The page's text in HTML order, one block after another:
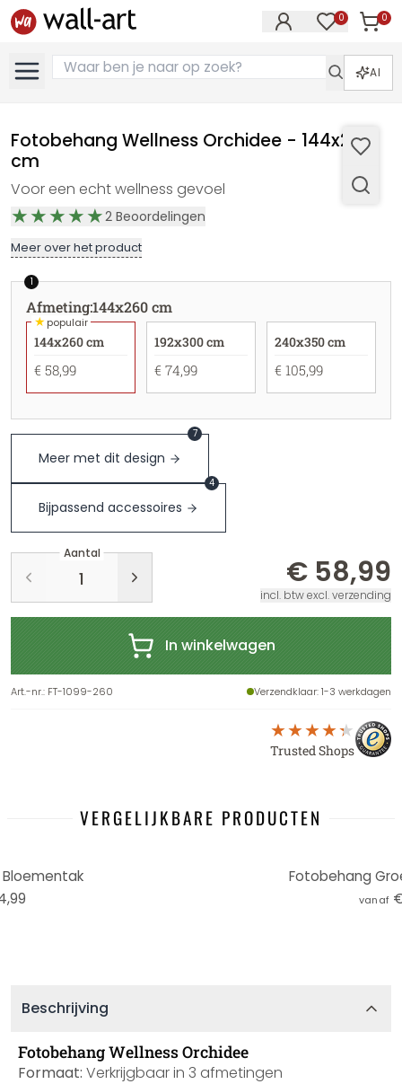
0 0
AI
Fotobehang Wellness Orchidee - 144x260
cm
Voor een echt wellness gevoel
2 Beoordelingen
Meer over het product
1
Afmeting:144x260 cm
★populair
144x260 cm
€ 58,99
192x300 cm
€ 74,99
240x350 cm
€ 105,99
Meer met dit design
7
Bijpassend accessoires
4
Aantal
€ 58,99
incl. btw excl. verzending
In winkelwagen
Art.-nr.: FT-1099-260 Verzendklaar: 1-3 werkdagen
Trusted Shops
VERGELIJKBARE PRODUCTEN
Fotobehang
vanaf
Beschrijving
Fotobehang Wellness Orchidee
Formaat: Verkrijgbaar in 3 afmetingen